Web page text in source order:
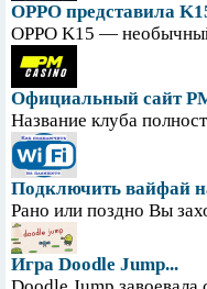
OPPO представила
OPPO K15 —
Официальный сайт
Название клуба
Подключить вайфай
Рано или поздно Вы
Игра Doodle Jump...